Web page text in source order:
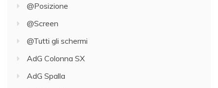
@Posizione
@Screen
@Tutti gli schermi
AdG Colonna SX
AdG Spalla